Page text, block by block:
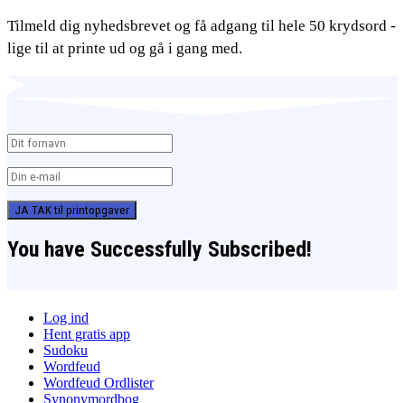
Tilmeld dig nyhedsbrevet og få adgang til hele 50 krydsord -
lige til at printe ud og gå i gang med.
JA TAK til printopgaver
You have Successfully Subscribed!
Log ind
Hent gratis app
Sudoku
Wordfeud
Wordfeud Ordlister
Synonymordbog